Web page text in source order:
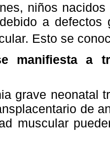
niños
a defectos
Esto se
manifiesta a
grave neonatal
de
muscular